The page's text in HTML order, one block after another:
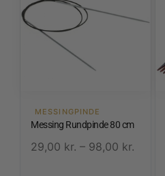
MESSINGPINDE
Messing Rundpinde 80 cm
29,00 kr. – 98,00 kr.